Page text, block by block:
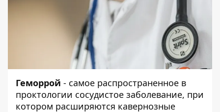
Геморрой - самое распространенное в
проктологии сосудистое заболевание, при
котором расширяются кавернозные